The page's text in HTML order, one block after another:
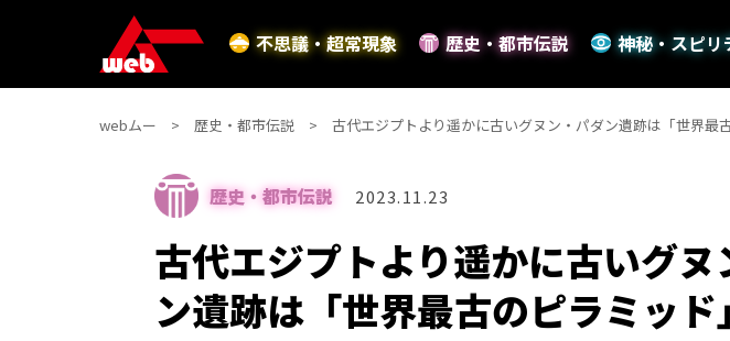
不思議・超常現象 歴史・都市伝説 神秘・スピリ
webムー 歴史・都市伝説 古代エジプトより遥かに古いグヌン・パダン遺跡は「世界最
歴史・都市伝説 2023.11.23
古代エジプトより遥かに古いグヌ
ン遺跡は「世界最古のピラミッド